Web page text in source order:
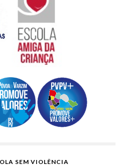
SEM VIOLÊNCIA